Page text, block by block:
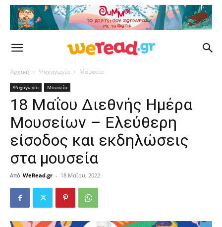
Αρχική Ψυχαγωγία Μουσεία
Ψυχαγωγία Μουσεία
18 Μαΐου Διεθνής Ημέρα
Μουσείων – Ελεύθερη
είσοδος και εκδηλώσεις
στα μουσεία
Από WeRead.gr - 18 Μαΐου, 2022